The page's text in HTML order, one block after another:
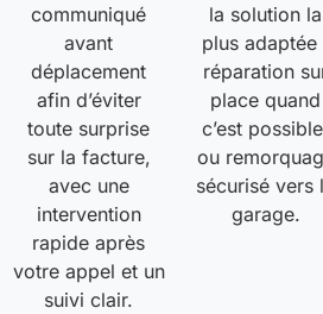
communiqué
avant
déplacement
afin d’éviter
toute surprise
sur la facture,
avec une
intervention
rapide après
votre appel et un
suivi clair.
la solution la
plus adaptée
réparation
place quand
c’est
ou
sécurisé vers
garage.